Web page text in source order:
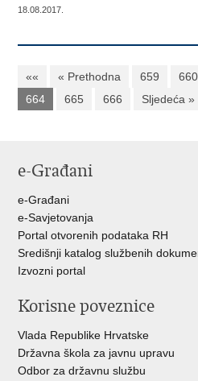
18.08.2017.
«« « Prethodna 659 660
664
665 666 Sljedeća »
e-Građani
e-Građani
e-Savjetovanja
Portal otvorenih podataka RH
Središnji katalog službenih
Izvozni portal
Korisne poveznice
Vlada Republike Hrvatske
Državna škola za javnu upravu
Odbor za državnu službu